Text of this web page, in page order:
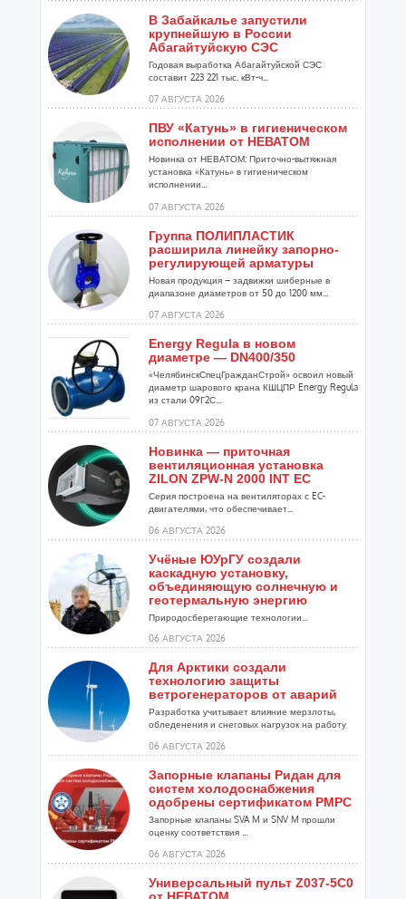
В Забайкалье запустили
крупнейшую в России
Абагайтуйскую СЭС
Годовая выработка Абагайтуйской СЭС
составит 223 221 тыс. кВт-ч...
07 АВГУСТА 2026
ПВУ «Катунь» в гигиеническом
исполнении от НЕВАТОМ
Новинка от НЕВАТОМ: Приточно-вытяжная
установка «Катунь» в гигиеническом
исполнении...
07 АВГУСТА 2026
Группа ПОЛИПЛАСТИК
расширила линейку запорно-
регулирующей арматуры
Новая продукция – задвижки шиберные в
диапазоне диаметров от 50 до 1200 мм...
07 АВГУСТА 2026
Energy Regula в новом
диаметре — DN400/350
«ЧелябинскСпецГражданСтрой» освоил новый
диаметр шарового крана КШЦПР Energy Regula
из стали 09Г2С...
07 АВГУСТА 2026
Новинка — приточная
вентиляционная установка
ZILON ZPW-N 2000 INT EC
Серия построена на вентиляторах с EC-
двигателями, что обеспечивает...
06 АВГУСТА 2026
Учёные ЮУрГУ создали
каскадную установку,
объединяющую солнечную и
геотермальную энергию
Природосберегающие технологии...
06 АВГУСТА 2026
Для Арктики создали
технологию защиты
ветрогенераторов от аварий
Разработка учитывает влияние мерзлоты,
обледенения и снеговых нагрузок на работу
06 АВГУСТА 2026
Запорные клапаны Ридан для
систем холодоснабжения
одобрены сертификатом РМРС
Запорные клапаны SVA M и SNV M прошли
оценку соответствия ...
06 АВГУСТА 2026
Универсальный пульт Z037-5C0
от НЕВАТОМ